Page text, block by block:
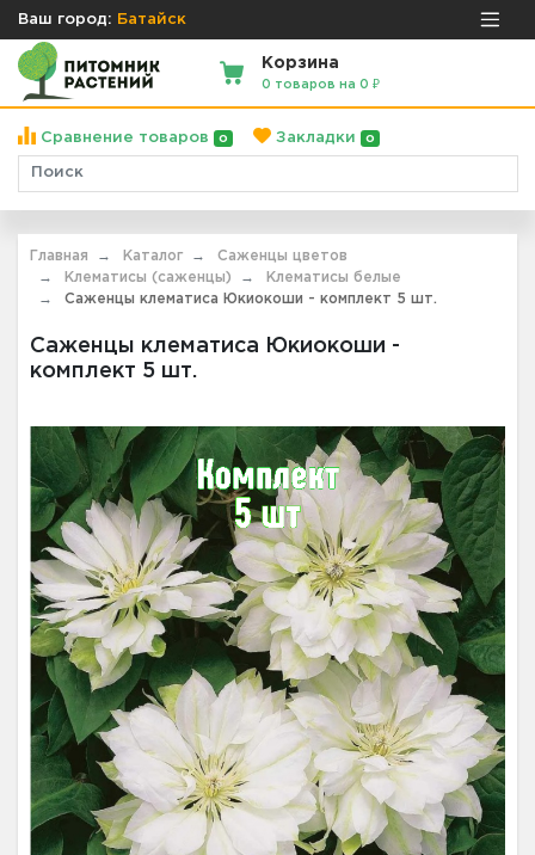
Ваш город: Батайск
Корзина
0 товаров на 0 ₽
Сравнение товаров 0 Закладки 0
Главная Каталог
Саженцы цветов
Клематисы (саженцы)
Клематисы белые
Саженцы клематиса Юкиокоши - комплект 5 шт.
Саженцы клематиса Юкиокоши -
комплект 5 шт.